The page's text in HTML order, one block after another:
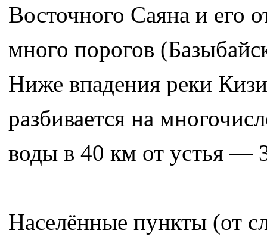
Восточного Саяна и его
много порогов
Ниже впадения реки
разбивается на
воды в 40 км от устья —
Населённые пункты (от